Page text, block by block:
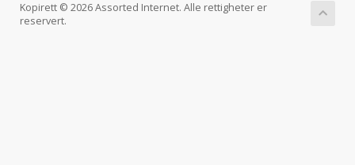
Kopirett © 2026 Assorted Internet. Alle rettigheter er
reservert.